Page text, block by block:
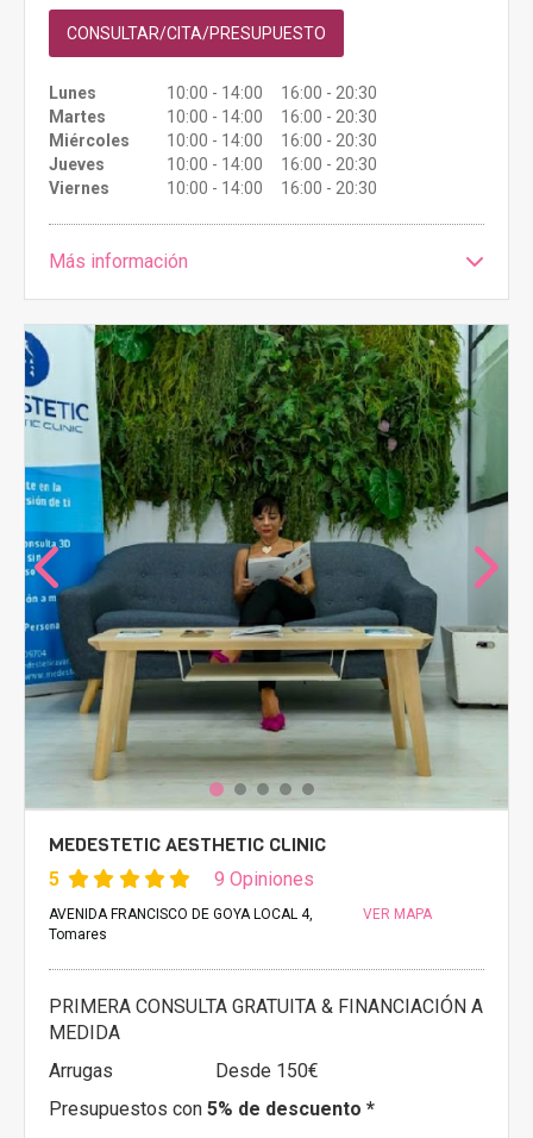
CONSULTAR/CITA/PRESUPUESTO
Lunes
10:00 - 14:00 16:00 - 20:30
Martes
10:00 - 14:00 16:00 - 20:30
Miércoles
10:00 - 14:00 16:00 - 20:30
Jueves
10:00 - 14:00 16:00 - 20:30
Viernes
10:00 - 14:00 16:00 - 20:30
Más información
MEDESTETIC AESTHETIC CLINIC
5 9 Opiniones
AVENIDA FRANCISCO DE GOYA LOCAL 4,
Tomares
VER MAPA
PRIMERA CONSULTA GRATUITA & FINANCIACIÓN A
MEDIDA
Arrugas
Desde 150€
Presupuestos con 5% de descuento *